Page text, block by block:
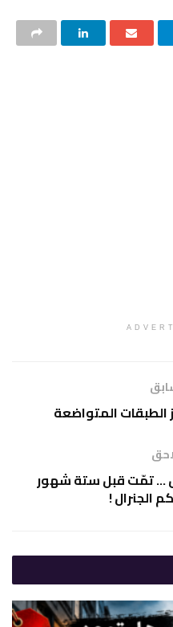
الطبقات المتواضعة
… تمّت قبل ستة شهور
!